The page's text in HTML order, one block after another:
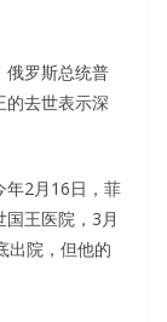
俄罗斯总统普
的去世表示深
年2月16日，菲
王医院，3月
出院，但他的